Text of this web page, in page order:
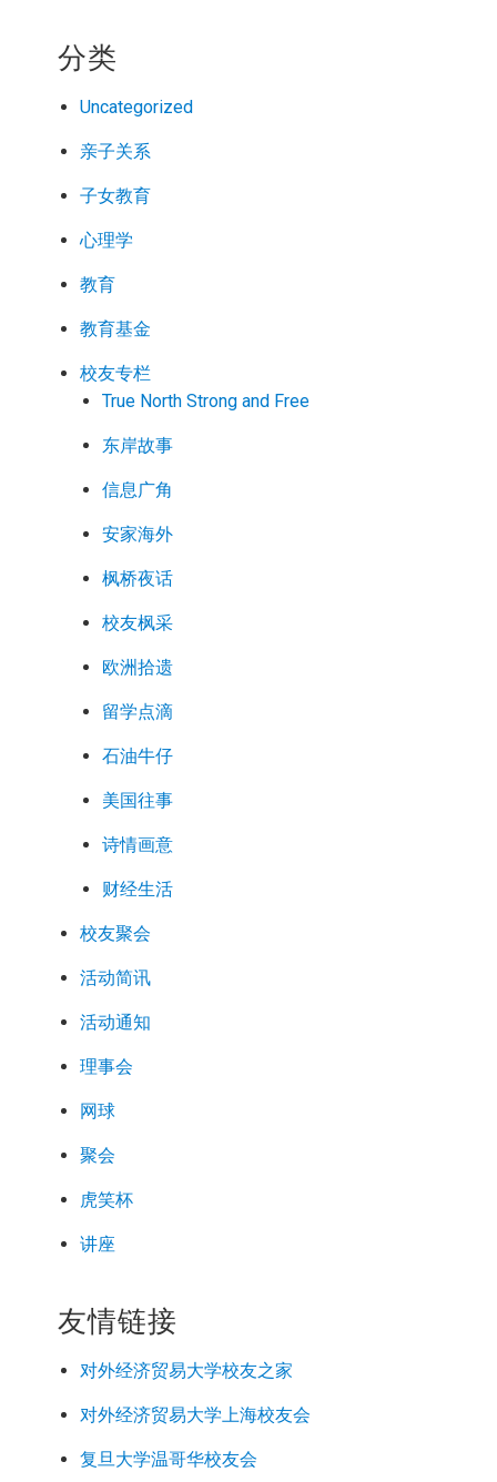
分类
Uncategorized
亲子关系
子女教育
心理学
教育
教育基金
校友专栏
True North Strong and Free
东岸故事
信息广角
安家海外
枫桥夜话
校友枫采
欧洲拾遗
留学点滴
石油牛仔
美国往事
诗情画意
财经生活
校友聚会
活动简讯
活动通知
理事会
网球
聚会
虎笑杯
讲座
友情链接
对外经济贸易大学校友之家
对外经济贸易大学上海校友会
复旦大学温哥华校友会